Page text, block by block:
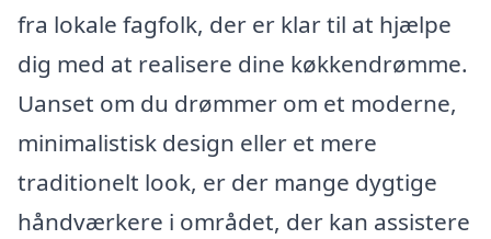
fra lokale fagfolk, der er klar til at hjælpe
dig med at realisere dine køkkendrømme.
Uanset om du drømmer om et moderne,
minimalistisk design eller et mere
traditionelt look, er der mange dygtige
håndværkere i området, der kan assistere